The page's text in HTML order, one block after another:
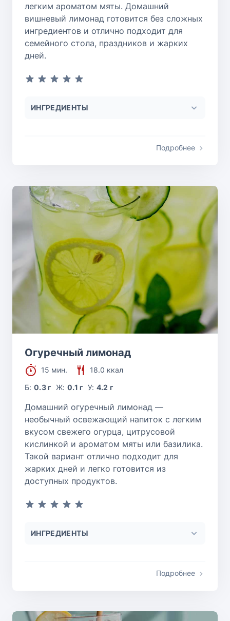
легким ароматом мяты. Домашний
вишневый лимонад готовится без сложных
ингредиентов и отлично подходит для
семейного стола, праздников и жарких
дней.
ИНГРЕДИЕНТЫ
Подробнее
Огуречный лимонад
15 мин.
18.0 ккал
Б:0.3 г Ж: 0.1 г У: 4.2 г
Домашний огуречный лимонад —
необычный освежающий напиток с легким
вкусом свежего огурца, цитрусовой
кислинкой и ароматом мяты или базилика.
Такой вариант отлично подходит для
жарких дней и легко готовится из
доступных продуктов.
ИНГРЕДИЕНТЫ
Подробнее